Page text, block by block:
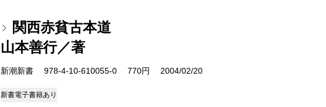
関西赤貧古本道
山本善行／著
新潮新書 978-4-10-610055-0 770円 2004/02/20
新書電子書籍あり